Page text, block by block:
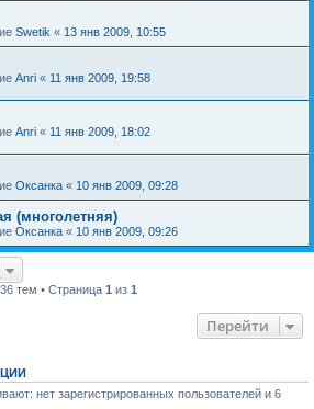
Swetik « 13 янв 2009, 10:55
Anri « 11 янв 2009, 19:58
Anri « 11 янв 2009, 18:02
Оксанка « 10 янв 2009, 09:28
(многолетняя)
Оксанка « 10 янв 2009, 09:26
36 тем • Страница 1 из 1
Перейти
нет зарегистрированных пользователей и 6